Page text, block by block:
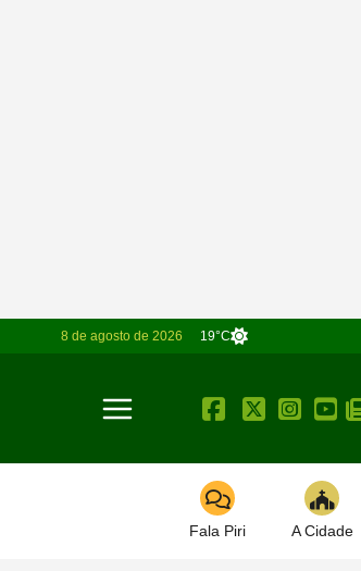
8 de agosto de 2026 19°C
Toggle navigation
Fala Piri A Cidade